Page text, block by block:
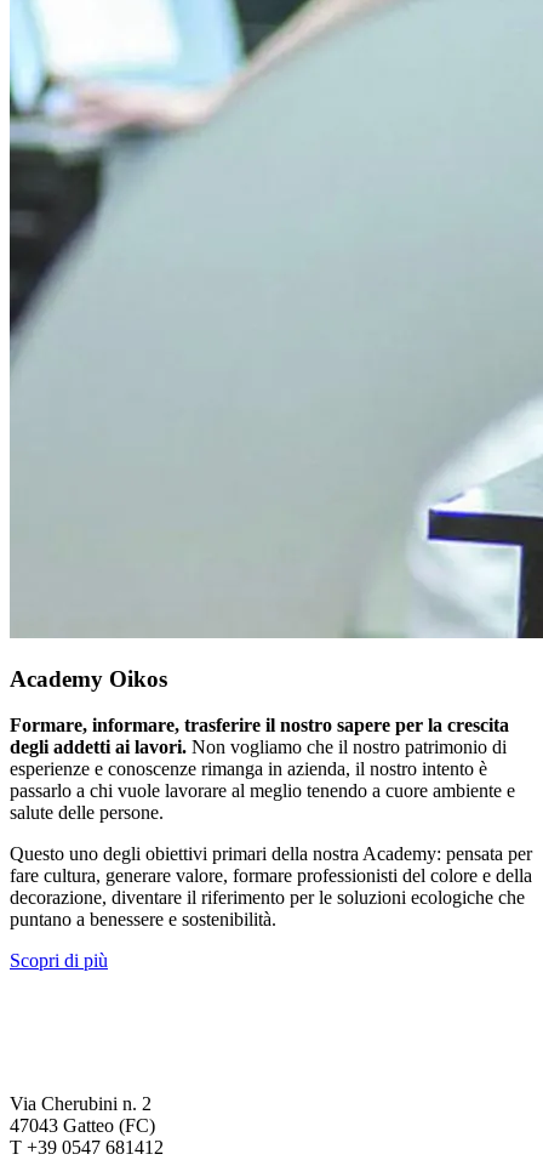
Academy Oikos
Formare, informare, trasferire il nostro sapere per la crescita
degli addetti ai lavori. Non vogliamo che il nostro patrimonio di
esperienze e conoscenze rimanga in azienda, il nostro intento è
passarlo a chi vuole lavorare al meglio tenendo a cuore ambiente e
salute delle persone.
Questo uno degli obiettivi primari della nostra Academy: pensata per
fare cultura, generare valore, formare professionisti del colore e della
decorazione, diventare il riferimento per le soluzioni ecologiche che
puntano a benessere e sostenibilità.
Scopri di più
Via Cherubini n. 2
47043 Gatteo (FC)
T +39 0547 681412